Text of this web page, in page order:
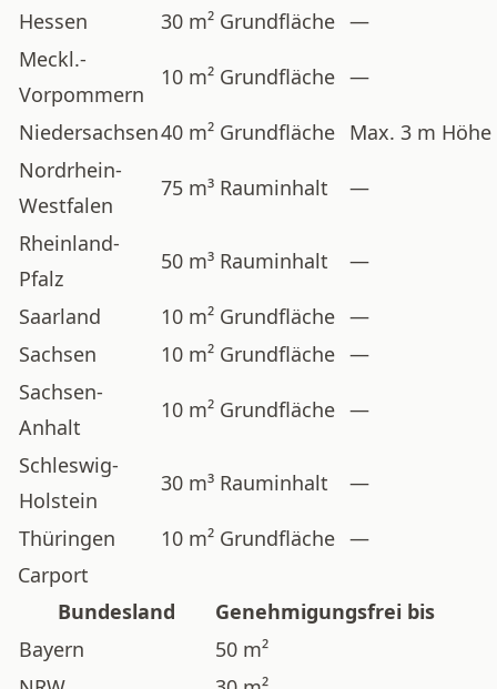
Hessen
30 m² Grundfläche —
Meckl.-
Vorpommern
10 m² Grundfläche —
Niedersachsen40 m² Grundfläche Max. 3 m Höhe
Nordrhein-
Westfalen
75 m³ Rauminhalt —
Rheinland-
Pfalz
50 m³ Rauminhalt —
Saarland 10 m² Grundfläche —
Sachsen
10 m² Grundfläche —
Sachsen-
Anhalt
10 m² Grundfläche —
Schleswig-
Holstein
30 m³ Rauminhalt —
Thüringen 10 m² Grundfläche —
Carport
Bundesland
Genehmigungsfrei bis
Bayern
50 m²